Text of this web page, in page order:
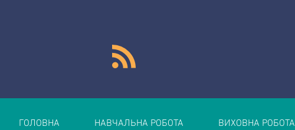
ГОЛОВНА НАВЧАЛЬНА РОБОТА ВИХОВНА РОБОТА